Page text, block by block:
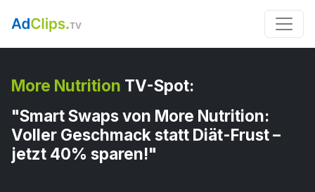
More Nutrition TV-Spot:
"Smart Swaps von More Nutrition:
Voller Geschmack statt Diät-Frust –
jetzt 40% sparen!"